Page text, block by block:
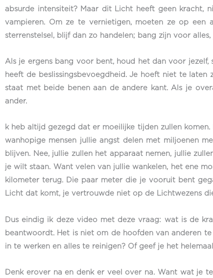
absurde intensiteit? Maar dit Licht heeft geen kracht,
vampieren. Om ze te vernietigen, moeten ze op
sterrenstelsel, blijf dan zo handelen; bang zijn voor
Als je ergens bang voor bent, houd het dan voor
heeft de beslissingsbevoegdheid. Je hoeft niet te
staat met beide benen aan de andere kant. Als je
ander.
k heb altijd gezegd dat er moeilijke tijden zullen
wanhopige mensen jullie angst delen met miljoenen
blijven. Nee, jullie zullen het apparaat nemen, jullie
je wilt staan. Want velen van jullie wankelen, het ene
kilometer terug. Die paar meter die je vooruit bent
Licht dat komt, je vertrouwde niet op de Lichtwezens
Dus eindig ik deze video met deze vraag: wat is de
beantwoordt. Het is niet om de hoofden van anderen
in te werken en alles te reinigen? Of geef je het
Denk erover na en denk er veel over na. Want wat je